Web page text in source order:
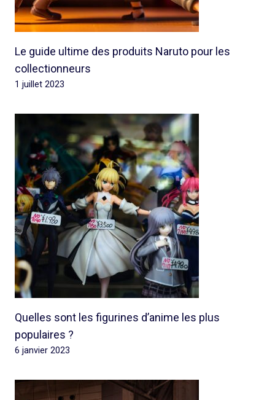
Le guide ultime des produits Naruto pour les
collectionneurs
1 juillet 2023
Quelles sont les figurines d’anime les plus
populaires ?
6 janvier 2023